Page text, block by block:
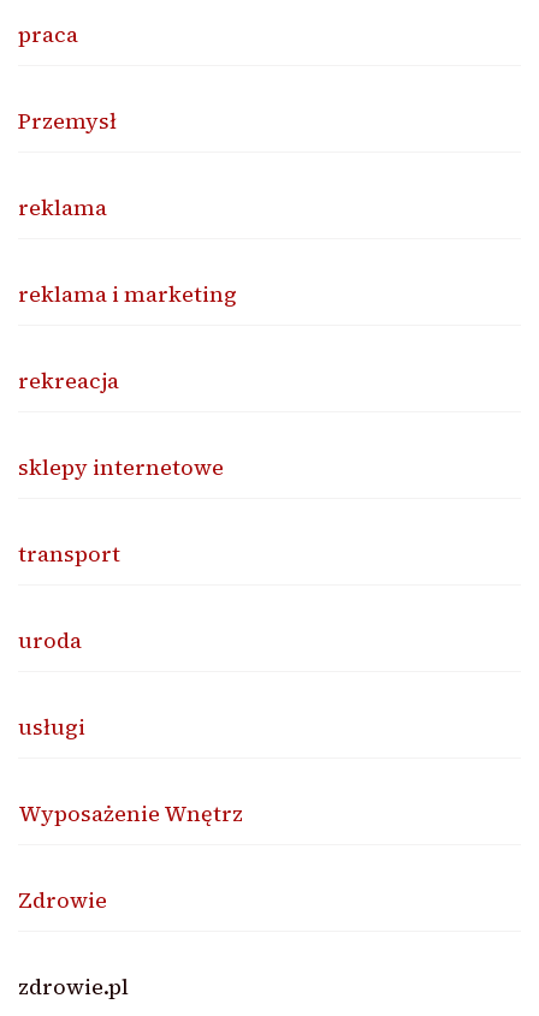
praca
Przemysł
reklama
reklama i marketing
rekreacja
sklepy internetowe
transport
uroda
usługi
Wyposażenie Wnętrz
Zdrowie
zdrowie.pl